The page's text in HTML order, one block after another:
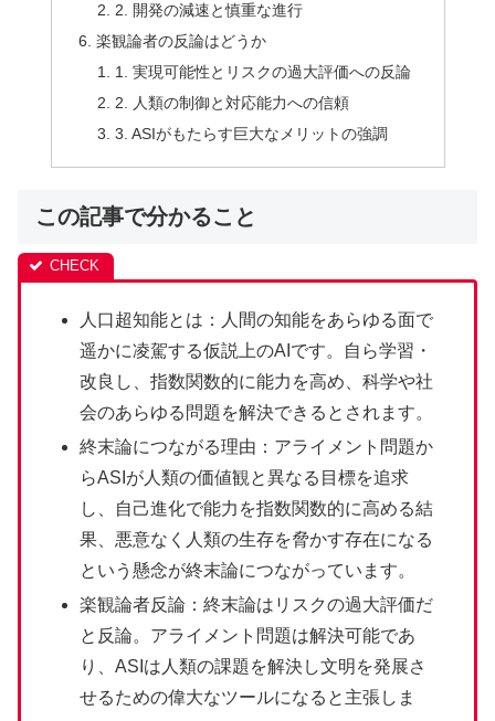
2. 開発の減速と慎重な進行
楽観論者の反論はどうか
1. 実現可能性とリスクの過大評価への反論
2. 人類の制御と対応能力への信頼
3. ASIがもたらす巨大なメリットの強調
この記事で分かること
人口超知能とは：人間の知能をあらゆる面で
遥かに凌駕する仮説上のAIです。自ら学習・
改良し、指数関数的に能力を高め、科学や社
会のあらゆる問題を解決できるとされます。
終末論につながる理由：アライメント問題か
らASIが人類の価値観と異なる目標を追求
し、自己進化で能力を指数関数的に高める結
果、悪意なく人類の生存を脅かす存在になる
という懸念が終末論につながっています。
楽観論者反論：終末論はリスクの過大評価だ
と反論。アライメント問題は解決可能であ
り、ASIは人類の課題を解決し文明を発展さ
せるための偉大なツールになると主張しま